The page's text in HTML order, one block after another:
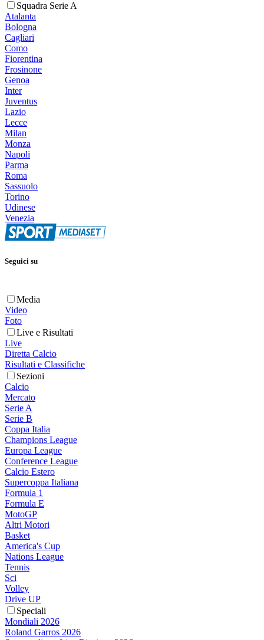
Squadra Serie A
Atalanta
Bologna
Cagliari
Como
Fiorentina
Frosinone
Genoa
Inter
Juventus
Lazio
Lecce
Milan
Monza
Napoli
Parma
Roma
Sassuolo
Torino
Udinese
Venezia
Seguici su
Media
Video
Foto
Live e Risultati
Live
Diretta Calcio
Risultati e Classifiche
Sezioni
Calcio
Mercato
Serie A
Serie B
Coppa Italia
Champions League
Europa League
Conference League
Calcio Estero
Supercoppa Italiana
Formula 1
Formula E
MotoGP
Altri Motori
Basket
America's Cup
Nations League
Tennis
Sci
Volley
Drive UP
Speciali
Mondiali 2026
Roland Garros 2026